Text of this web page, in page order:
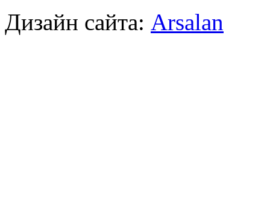
Дизайн сайта: Arsalan